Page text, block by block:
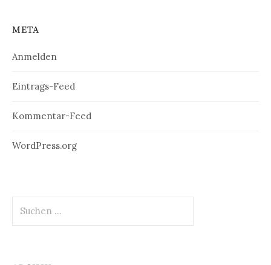
META
Anmelden
Eintrags-Feed
Kommentar-Feed
WordPress.org
nach: